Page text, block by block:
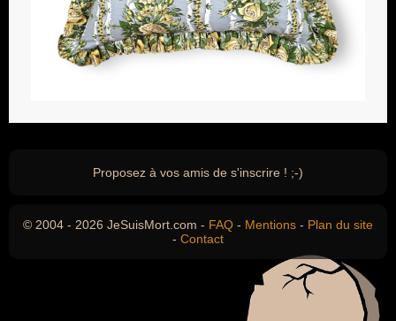
Proposez à vos amis de s'inscrire ! ;-)
© 2004 - 2026 JeSuisMort.com - FAQ - Mentions - Plan du site
- Contact